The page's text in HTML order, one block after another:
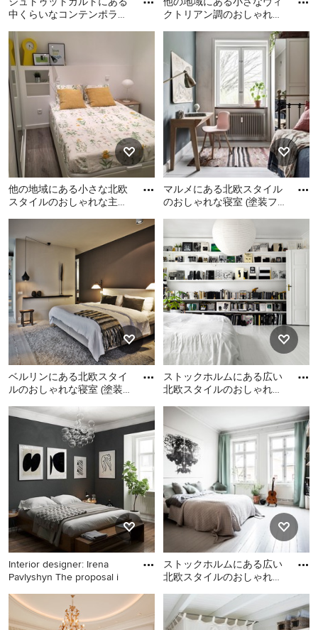
中くらいなコンテンポラリ
寝室 (グレーの壁、塗装フ
ロ
シュトゥットガルトにある
中くらいなコンテンポラリ
ースタイルのおしゃれな主
寝室 (グレーの壁、塗装フロ
ーリング) のレイアウト
クトリアン調のおしゃれな
フローリング、茶色い床)
他の地域にある小さなヴィ
クトリアン調のおしゃれな
主寝室 (ピンクの壁、塗装フ
ローリング、茶色い床) のレ
イアウト
他の地域にある小さな北欧
スタイルのおしゃれな主寝
他の地域にある小さな北欧
スタイルのおしゃれな主寝
室 (白い壁、塗装フローリン
グ、暖炉なし) のレイアウト
マルメにある北欧スタイル
のおしゃれな寝室 (塗装フ
マルメにある北欧スタイル
のおしゃれな寝室 (塗装フロ
ーリング、白い床)
ベルリンにある北欧スタイ
ルのおしゃれな寝室 (塗装
壁、照明)
ベルリンにある北欧スタイ
ルのおしゃれな寝室 (塗装フ
ローリング、グレーの壁、
照明)
ストックホルムにある広い
北欧スタイルのおしゃれな
ーリング、暖炉なし、白い
床
ストックホルムにある広い
北欧スタイルのおしゃれな
主寝室 (白い壁、塗装フロー
リング、暖炉なし、白い床)
のレイアウト
Interior designer: Irena
Pavlyshyn The proposal i
ローマにある中くらいなモ
ダンスタイルのおしゃれな
ストックホルムにある広い
北欧スタイルのおしゃれな
ーリング、白い床、青いカ
ー
ストックホルムにある広い
北欧スタイルのおしゃれな